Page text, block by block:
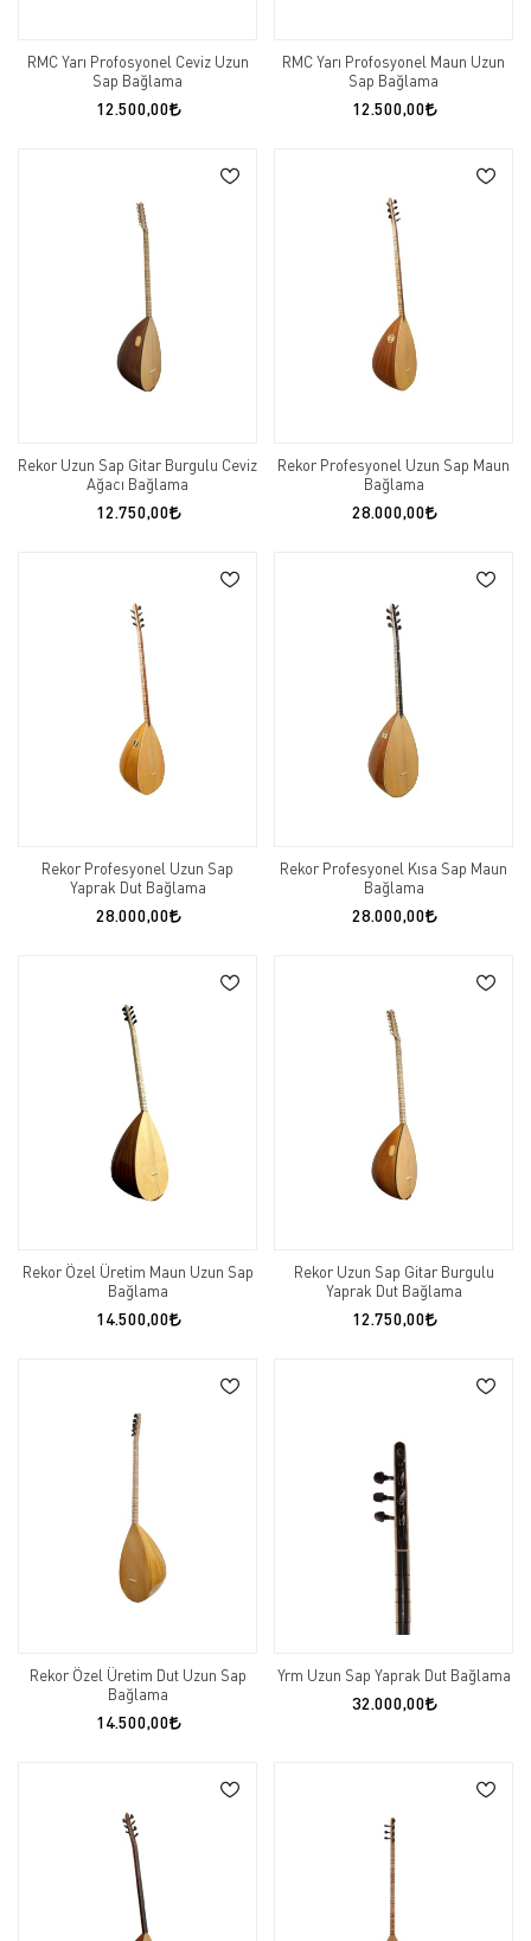
RMC Yarı Profosyonel Ceviz Uzun
Sap Bağlama
12.500,00
RMC Yarı Profosyonel Maun Uzun
Sap Bağlama
12.500,00
Rekor Uzun Sap Gitar Burgulu Ceviz
Ağacı Bağlama
12.750,00
Rekor Profesyonel Uzun Sap Maun
Bağlama
28.000,00
Rekor Profesyonel Uzun Sap
Yaprak Dut Bağlama
28.000,00
Rekor Profesyonel Kısa Sap Maun
Bağlama
28.000,00
Rekor Özel Üretim Maun Uzun Sap
Bağlama
14.500,00
Rekor Uzun Sap Gitar Burgulu
Yaprak Dut Bağlama
12.750,00
Rekor Özel Üretim Dut Uzun Sap
Bağlama
14.500,00
Yrm Uzun Sap Yaprak Dut Bağlama
32.000,00